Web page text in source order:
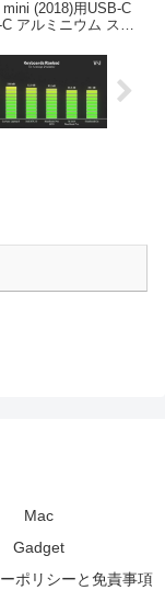
(2018)用USB-C
アルミニウム スタ
Mac
Gadget
ポリシーと免責事項